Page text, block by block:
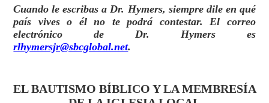
Cuando le escribas a Dr. Hymers, siempre dile en qué
país vives o él no te podrá contestar. El correo
electrónico de Dr. Hymers es
rlhymersjr@sbcglobal.net.
EL BAUTISMO BÍBLICO Y LA MEMBRESÍA